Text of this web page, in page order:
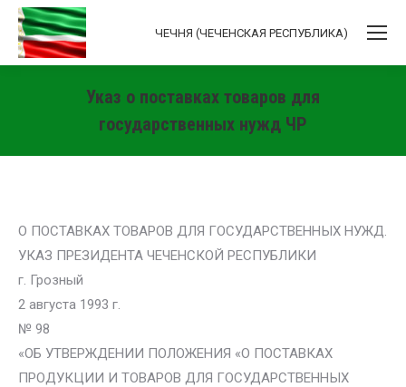
ЧЕЧНЯ (ЧЕЧЕНСКАЯ РЕСПУБЛИКА)
Указ о поставках товаров для
государственных нужд ЧР
О ПОСТАВКАХ ТОВАРОВ ДЛЯ ГОСУДАРСТВЕННЫХ НУЖД.
УКАЗ ПРЕЗИДЕНТА ЧЕЧЕНСКОЙ РЕСПУБЛИКИ
г. Грозный
2 августа 1993 г.
№ 98
«ОБ УТВЕРЖДЕНИИ ПОЛОЖЕНИЯ «О ПОСТАВКАХ
ПРОДУКЦИИ И ТОВАРОВ ДЛЯ ГОСУДАРСТВЕННЫХ